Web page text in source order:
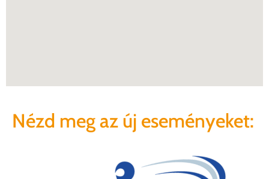
Nézd meg az új eseményeket: